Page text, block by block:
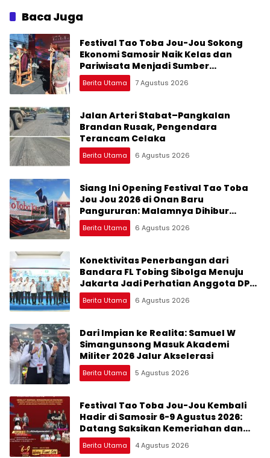
Baca Juga
Festival Tao Toba Jou-Jou Sokong
Ekonomi Samosir Naik Kelas dan
Pariwisata Menjadi Sumber
Pertumbuhan Ekonomi Baru
Berita Utama 7 Agustus 2026
Jalan Arteri Stabat–Pangkalan
Brandan Rusak, Pengendara
Terancam Celaka
Berita Utama 6 Agustus 2026
Siang Ini Opening Festival Tao Toba
Jou Jou 2026 di Onan Baru
Pangururan: Malamnya Dihibur
Marsada Band
Berita Utama 6 Agustus 2026
Konektivitas Penerbangan dari
Bandara FL Tobing Sibolga Menuju
Jakarta Jadi Perhatian Anggota DPR
RI Muhammad Lokot Nasution
Berita Utama 6 Agustus 2026
Dari Impian ke Realita: Samuel W
Simangunsong Masuk Akademi
Militer 2026 Jalur Akselerasi
Berita Utama 5 Agustus 2026
Festival Tao Toba Jou-Jou Kembali
Hadir di Samosir 6-9 Agustus 2026:
Datang Saksikan Kemeriahan dan
Raih Peluangnya
Berita Utama 4 Agustus 2026